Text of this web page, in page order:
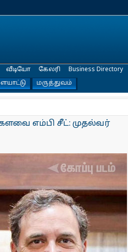
மருத்துவம்
வீடியோ கேலரி Business Directory
எம்பி சீட்: முதல்வர்